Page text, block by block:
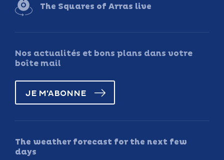
The Squares of Arras live
Nos actualités et bons plans dans votre
boîte mail
JE M'ABONNE
The weather forecast for the next few
days